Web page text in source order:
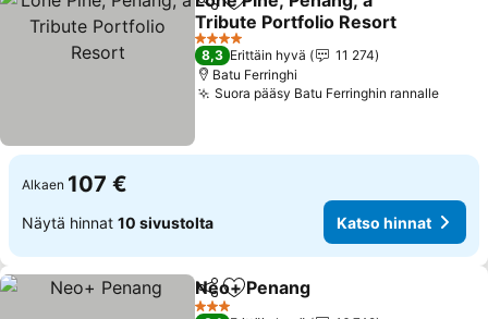
Jaa Lisää suosikkeihin
Tribute Portfolio Resort
Katso hinnat
4 Tähtiluokitus
8,3 Erittäin hyvä
11 274
Batu Ferringhi
Suora pääsy Batu Ferringhin rannalle
Alkaen 107 €
Näytä hinnat 10 sivustolta Katso hinnat
Jaa Lisää suosikkeihin
Neo+ Penang
3 Tähtiluokitus